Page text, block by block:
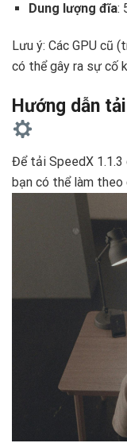
Dung lượng đĩa:
Lưu ý: Các GPU cũ
có thể gây ra sự cố
Hướng dẫn
Để tải SpeedX
bạn có thể làm theo